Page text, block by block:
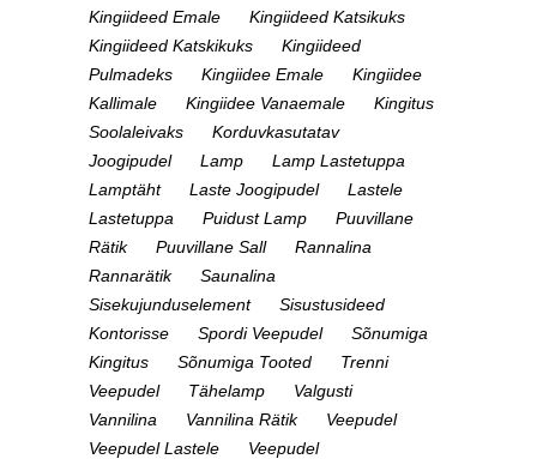
Kingiideed Emale
Kingiideed Katsikuks
Kingiideed Katskikuks
Kingiideed
Pulmadeks
Kingiidee Emale
Kingiidee
Kallimale
Kingiidee Vanaemale
Kingitus
Soolaleivaks
Korduvkasutatav
Joogipudel
Lamp
Lamp Lastetuppa
Lamptäht
Laste Joogipudel
Lastele
Lastetuppa
Puidust Lamp
Puuvillane
Rätik
Puuvillane Sall
Rannalina
Rannarätik
Saunalina
Sisekujunduselement
Sisustusideed
Kontorisse
Spordi Veepudel
Sõnumiga
Kingitus
Sõnumiga Tooted
Trenni
Veepudel
Tähelamp
Valgusti
Vannilina
Vannilina Rätik
Veepudel
Veepudel Lastele
Veepudel